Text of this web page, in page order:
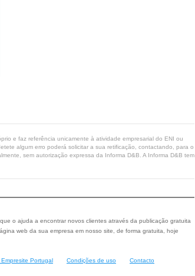
e faz referência unicamente à atividade empresarial do ENI ou
algum erro poderá solicitar a sua retificação, contactando, para o
sem autorização expressa da Informa D&B. A Informa D&B tem
o ajuda a encontrar novos clientes através da publicação gratuita
web da sua empresa em nosso site, de forma gratuita, hoje
Portugal Condições de uso Contacto